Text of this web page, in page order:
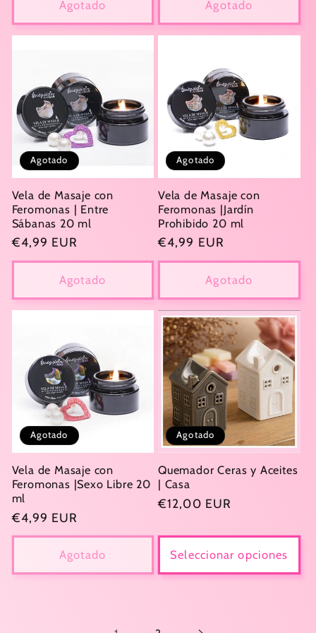
Agotado Agotado
Agotado
Vela de Masaje con
Feromonas | Entre
Sábanas 20 ml
Precio
habitual
€4,99 EUR
Agotado
Agotado
Vela de Masaje con
Feromonas |Jardín
Prohibido 20 ml
Precio
habitual
€4,99 EUR
Agotado
Agotado
Vela de Masaje con
Feromonas |Sexo Libre 20
ml
Precio
habitual
€4,99 EUR
Agotado
Agotado
Quemador Ceras y Aceites
| Casa
Precio
€12,00 EUR
Seleccionar opciones